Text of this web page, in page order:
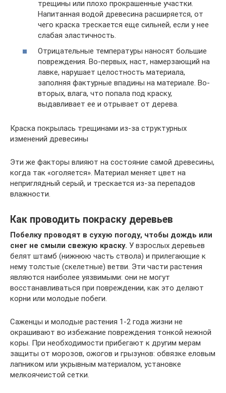
трещины или плохо прокрашенные участки.
Напитанная водой древесина расширяется, от
чего краска трескается еще сильней, если у нее
слабая эластичность.
Отрицательные температуры наносят большие
повреждения. Во-первых, наст, намерзающий на
лавке, нарушает целостность материала,
заполняя фактурные впадины на материале. Во-
вторых, влага, что попала под краску,
выдавливает ее и отрывает от дерева.
Краска покрылась трещинами из-за структурных
изменений древесины
Эти же факторы влияют на состояние самой древесины,
когда так «оголяется». Материал меняет цвет на
неприглядный серый, и трескается из-за перепадов
влажности.
Как проводить покраску деревьев
Побелку проводят в сухую погоду, чтобы дождь или
снег не смыли свежую краску. У взрослых деревьев
белят штамб (нижнюю часть ствола) и прилегающие к
нему толстые (скелетные) ветви. Эти части растения
являются наиболее уязвимыми: они не могут
восстанавливаться при повреждении, как это делают
корни или молодые побеги.
Саженцы и молодые растения 1-2 года жизни не
окрашивают во избежание повреждения тонкой нежной
коры. При необходимости прибегают к другим мерам
защиты от морозов, ожогов и грызунов: обвязке еловым
лапником или укрывным материалом, установке
мелкоячеистой сетки.